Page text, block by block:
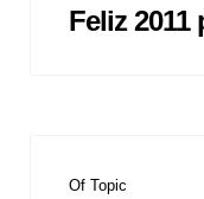
Feliz 2011
Of Topic